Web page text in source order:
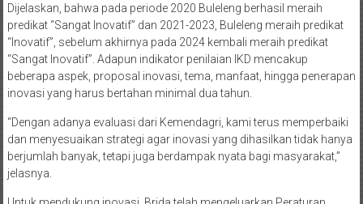
Dijelaskan, bahwa pada periode 2020 Buleleng berhasil meraih
predikat “Sangat Inovatif” dan 2021-2023, Buleleng meraih predikat
“Inovatif”, sebelum akhirnya pada 2024 kembali meraih predikat
“Sangat Inovatif”. Adapun indikator penilaian IKD mencakup
beberapa aspek, proposal inovasi, tema, manfaat, hingga penerapan
inovasi yang harus bertahan minimal dua tahun.
“Dengan adanya evaluasi dari Kemendagri, kami terus memperbaiki
dan menyesuaikan strategi agar inovasi yang dihasilkan tidak hanya
berjumlah banyak, tetapi juga berdampak nyata bagi masyarakat,”
jelasnya.